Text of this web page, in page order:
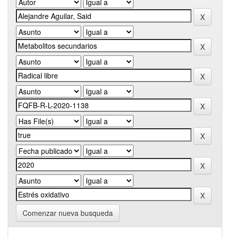
Comenzar nueva busqueda